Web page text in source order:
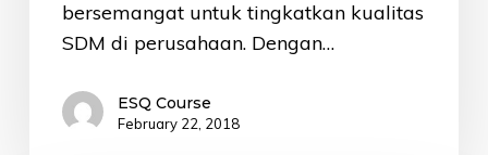
bersemangat untuk tingkatkan kualitas
SDM di perusahaan. Dengan…
ESQ Course
February 22, 2018